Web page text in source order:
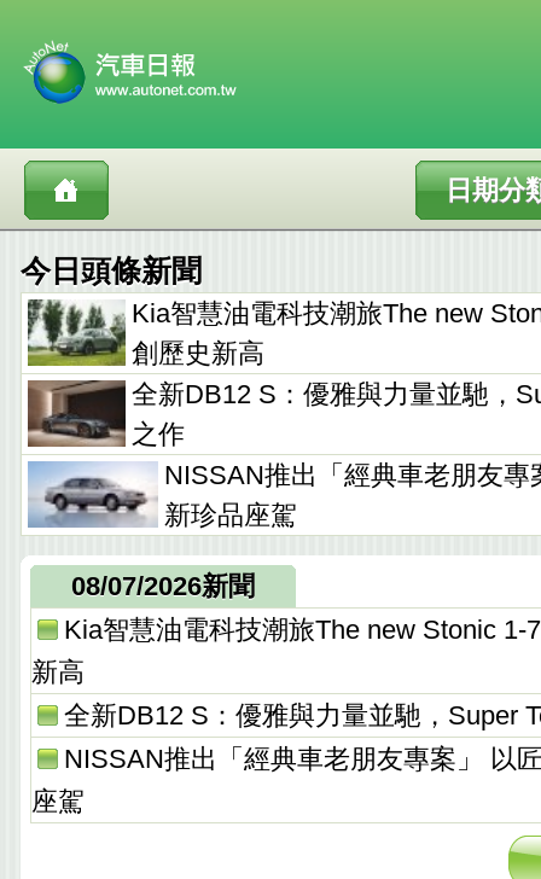
日期分
今日頭條新聞
Kia智慧油電科技潮旅The new
創歷史新高
全新DB12 S：優雅與力量並馳，
之作
NISSAN推出「經典車老朋友專
新珍品座駕
08/07/2026新聞
Kia智慧油電科技潮旅The new Stonic 1-
新高
全新DB12 S：優雅與力量並馳，Super
NISSAN推出「經典車老朋友專案」 以
座駕